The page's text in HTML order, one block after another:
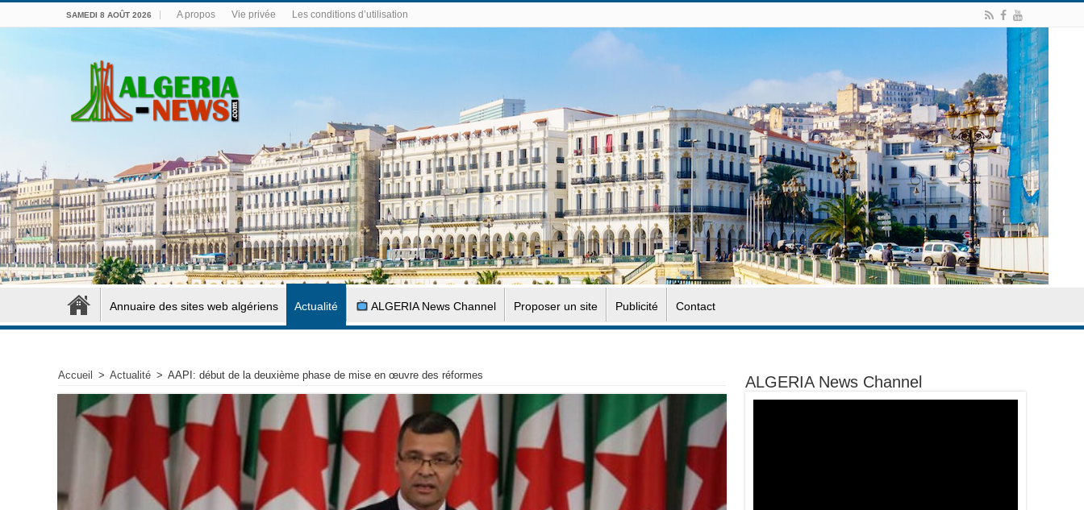
SAMEDI 8 AOÛT 2026 A propos Vie privée Les conditions d’utilisation
Annuaire des sites web algériens Actualité ALGERIA News Channel Proposer un site Publicité Contact
Accueil > Actualité > AAPI: début de la deuxième phase de mise en œuvre des réformes ALGERIA News Channel